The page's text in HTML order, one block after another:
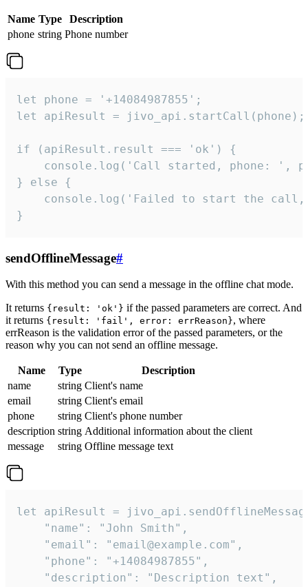
Name Type
Description
phone string Phone number
let phone = '+14084987855';
let apiResult = jivo_api.startCall(phone);
if (apiResult.result === 'ok') {
console.log('Call started, phone: ',
} else {
console.log('Failed to start the
}
sendOfflineMessage#
With this method you can send a message in the offline chat mode.
It returns {result: 'ok'} if the passed parameters are correct. And
it returns {result: 'fail', error: errReason}, where
errReason is the validation error of the passed parameters, or the
reason why you can not send an offline message.
Name Type
Description
name
string Client's name
email
string Client's email
phone
string Client's phone number
description string Additional information about the client
message
string Offline message text
let apiResult =
    "name": "John Smith",
    "email": "email@example.com",
    "phone": "+14084987855",
    "description": "Description text",